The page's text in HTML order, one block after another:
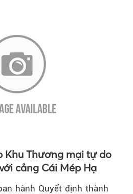
Khu Thương mại tự do
cảng Cái Mép Hạ
hành Quyết định thành